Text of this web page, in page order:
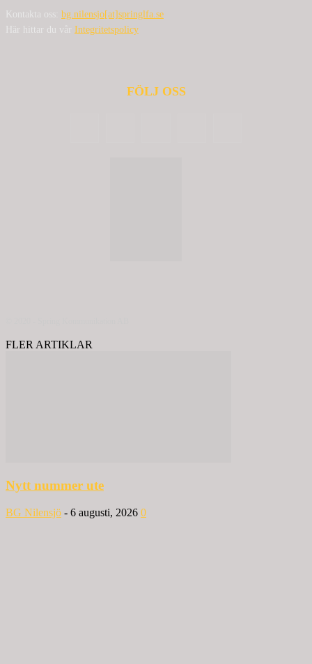
Kontakta oss: bg.nilensjo[at]springlfa.se
Här hittar du vår Integritetspolicy
FÖLJ OSS
FLER ARTIKLAR
Nytt nummer ute
BG Nilensjö - 6 augusti, 2026 0